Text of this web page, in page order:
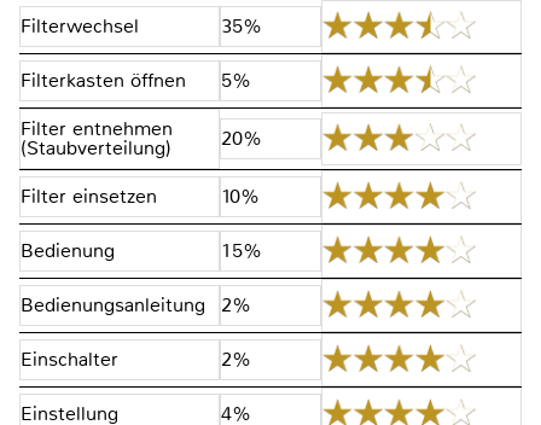
Filterwechsel 35%
Filterkasten öffnen
5%
Filter entnehmen
(Staubverteilung) 20%
Filter einsetzen 10%
Bedienung 15%
Bedienungsanleitung 2%
Einschalter 2%
Einstellung 4%